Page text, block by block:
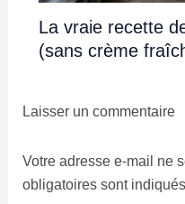
La vraie recette
(sans crème
Laisser un commentaire
Votre adresse e-mail ne
obligatoires sont